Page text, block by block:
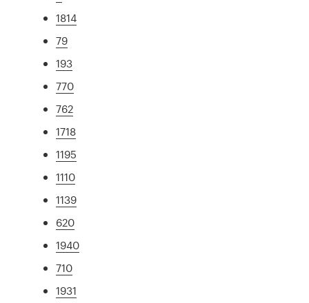
1814
79
193
770
762
1718
1195
1110
1139
620
1940
710
1931